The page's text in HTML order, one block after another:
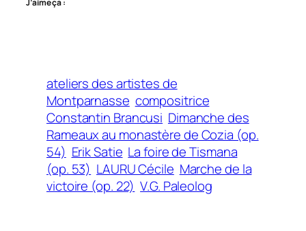
J’aime ça :
ateliers des artistes de
Montparnasse compositrice
Constantin Brancusi Dimanche des
Rameaux au monastère de Cozia (op.
54) Erik Satie La foire de Tismana
(op. 53) LAURU Cécile Marche de la
victoire (op. 22) V.G. Paleolog